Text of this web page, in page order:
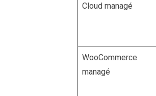
Cloud managé
WooCommerce
managé